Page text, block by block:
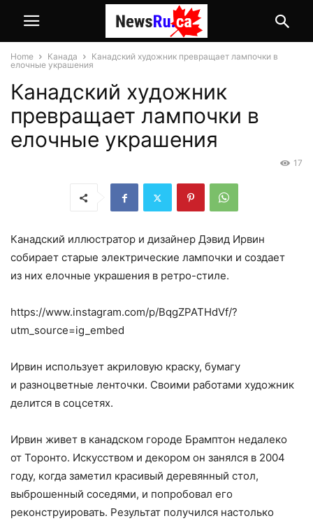
Home Канада
Канадский художник превращает лампочки в
елочные украшения
Канадский художник
превращает лампочки в
елочные украшения
17
Канадский иллюстратор и дизайнер Дэвид Ирвин
собирает старые электрические лампочки и создает
из них елочные украшения в ретро-стиле.
https://www.instagram.com/p/BqgZPATHdVf/?
utm_source=ig_embed
Ирвин использует акриловую краску, бумагу
и разноцветные ленточки. Своими работами художник
делится в соцсетях.
Ирвин живет в канадском городе Брамптон недалеко
от Торонто. Искусством и декором он занялся в 2004
году, когда заметил красивый деревянный стол,
выброшенный соседями, и попробовал его
реконструировать. Результат получился настолько